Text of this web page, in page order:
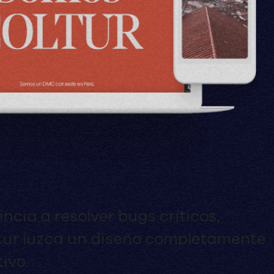
a resolver bugs críticos,
luzca un diseño completamente